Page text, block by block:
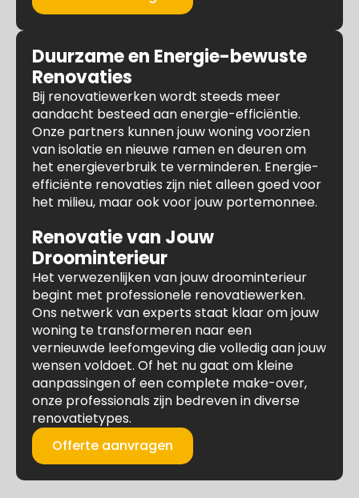
Duurzame en Energie-bewuste
Renovaties
Bij renovatiewerken wordt steeds meer
aandacht besteed aan energie-efficiëntie.
Onze partners kunnen jouw woning voorzien
van isolatie en nieuwe ramen en deuren om
het energieverbruik te verminderen. Energie-
efficiënte renovaties zijn niet alleen goed voor
het milieu, maar ook voor jouw portemonnee.
Renovatie van Jouw
Droominterieur
Het verwezenlijken van jouw droominterieur
begint met professionele renovatiewerken.
Ons netwerk van experts staat klaar om jouw
woning te transformeren naar een
vernieuwde leefomgeving die volledig aan jouw
wensen voldoet. Of het nu gaat om kleine
aanpassingen of een complete make-over,
onze professionals zijn bedreven in diverse
renovatietypes.
Offerte aanvragen